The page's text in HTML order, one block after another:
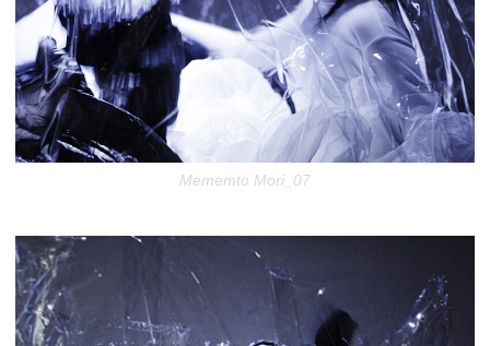
Mememto Mori_07